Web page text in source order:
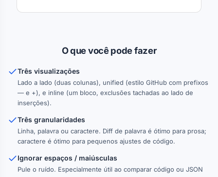
O que você pode fazer
Três visualizações
Lado a lado (duas colunas), unified (estilo GitHub com prefixos
— e +), e inline (um bloco, exclusões tachadas ao lado de
inserções).
Três granularidades
Linha, palavra ou caractere. Diff de palavra é ótimo para prosa;
caractere é ótimo para pequenos ajustes de código.
Ignorar espaços / maiúsculas
Pule o ruído. Especialmente útil ao comparar código ou JSON